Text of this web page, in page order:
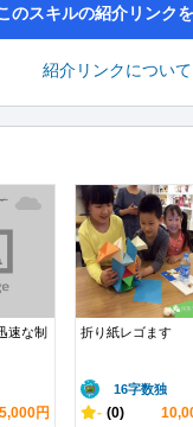
のスキルの紹介リンク
紹介リンクについて
速な制
5,000円
折り紙レゴます
16字数独
- (0)